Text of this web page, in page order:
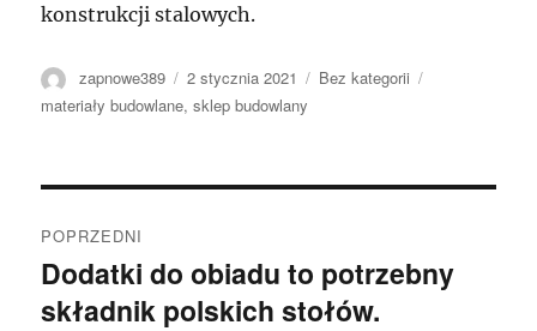
konstrukcji stalowych.
Autor
zapnowe389
Data
publikacji
2 stycznia 2021 Kategorie
Bez kategorii
materiały budowlane,sklep budowlany
wpisu
POPRZEDNI
Poprzedni
wpis:
Dodatki do obiadu to potrzebny
składnik polskich stołów.